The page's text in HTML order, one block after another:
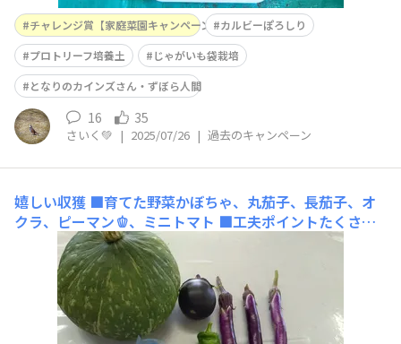
チャレンジ賞【家庭菜園キャンペーン2025】カルビーぽろしり
プロトリーフ培養土
じゃがいも袋栽培
となりのカインズさん・ずぼら人間
16 35
さいく💚 | 2025/07/26 | 過去のキャンペーン
嬉しい収獲 ■育てた野菜かぼちゃ、丸茄子、長茄子、オ
クラ、ピーマン🫑、ミニトマト ■工夫ポイントたくさん
の種類を育てるために、苗は１、２本ずつ植え、昨年とは
連作にならないよう入れ替えて育てました😃 実ができて
きて、丸茄子は真ん丸で、長茄子は鰻のように長くてビッ
クリでした😆